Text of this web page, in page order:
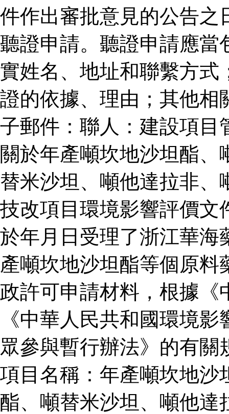
件作出審批意見的公告之
聽證申請。聽證申請應當
實姓名、地址和聯繫方式
證的依據、理由；其他相
子郵件：聯人：建設項目
關於年產噸坎地沙坦酯
替米沙坦、噸他達拉非
技改項目環境影響評價文
於年月日受理了浙江華海
產噸坎地沙坦酯等個原
政許可申請材料，根據《
《中華人民共和國環境
眾參與暫行辦法》的有
項目名稱：年產噸坎地沙
酯、噸替米沙坦、噸他達